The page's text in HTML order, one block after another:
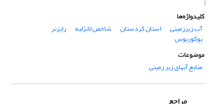
کلیدواژه‌ها
آب زیرزمینی
استان کردستان شاخص لانژلیه رایزنر
پوکوریوس
موضوعات
منابع آبهای زیر زمینی